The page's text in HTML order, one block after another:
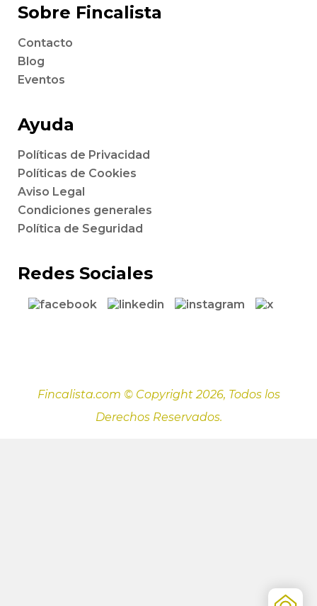
Sobre Fincalista
Contacto
Blog
Eventos
Ayuda
Políticas de Privacidad
Políticas de Cookies
Aviso Legal
Condiciones generales
Política de Seguridad
Redes Sociales
Fincalista.com © Copyright 2026, Todos los
Derechos Reservados.